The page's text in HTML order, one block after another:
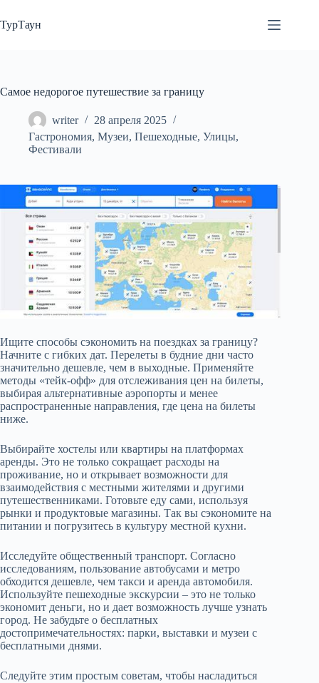
к
сути
ТурТаун
Самое недорогое путешествие за границу
writer
28 апреля 2025
Гастрономия, Музеи, Пешеходные, Улицы,
Фестивали
Ищите способы сэкономить на поездках за границу?
Начните с гибких дат. Перелеты в будние дни часто
значительно дешевле, чем в выходные. Применяйте
методы «тейк-офф» для отслеживания цен на билеты,
выбирая альтернативные аэропорты и менее
распространенные направления, где цена на билеты
ниже.
Выбирайте хостелы или квартиры на платформах
аренды. Это не только сокращает расходы на
проживание, но и открывает возможности для
взаимодействия с местными жителями и другими
путешественниками. Готовьте еду сами, используя
рынки и продуктовые магазины. Так вы сэкономите на
питании и погрузитесь в культуру местной кухни.
Исследуйте общественный транспорт. Согласно
исследованиям, пользование автобусами и метро
обходится дешевле, чем такси и аренда автомобиля.
Используйте пешеходные экскурсии – это не только
экономит деньги, но и дает возможность лучше узнать
город. Не забудьте о бесплатных
достопримечательностях: парки, выставки и музеи с
бесплатными днями.
Следуйте этим простым советам, чтобы насладиться